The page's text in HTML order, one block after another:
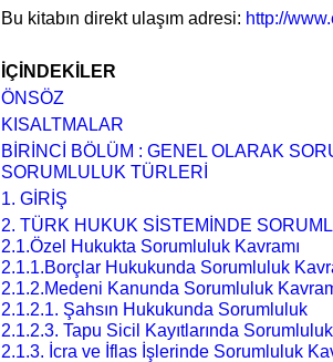
Bu kitabın direkt ulaşım adresi: http://
İÇİNDEKİLER
ÖNSÖZ
KISALTMALAR
BİRİNCİ BÖLÜM : GENEL OLARAK
SORUMLULUK TÜRLERİ
1. GİRİŞ
2. TÜRK HUKUK SİSTEMİNDE
2.1.Özel Hukukta Sorumluluk Kavramı
2.1.1.Borçlar Hukukunda Sorumluluk
2.1.2.Medeni Kanunda Sorumluluk
2.1.2.1. Şahsın Hukukunda Sorumluluk
2.1.2.3. Tapu Sicil Kayıtlarında Sorumluluk
2.1.3. İcra ve İflas İşlerinde Sorumluluk